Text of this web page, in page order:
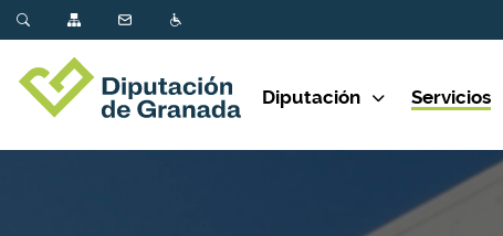
Diputación Servicios